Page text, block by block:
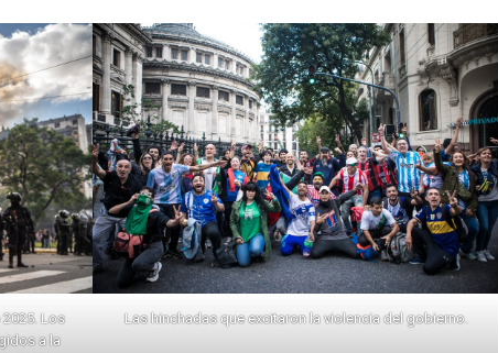
Los
a la
Las hinchadas que excitaron la violencia del gobierno.